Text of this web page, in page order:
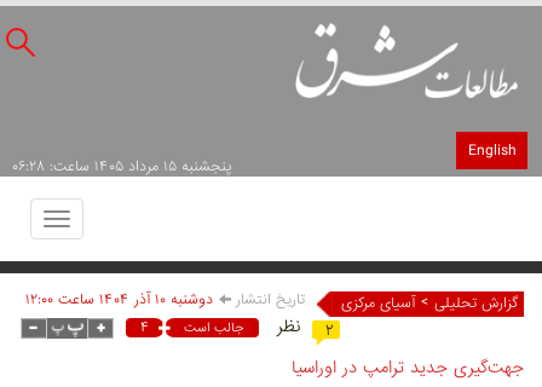
English
پنجشنبه ۱۵ مرداد ۱۴۰۵ ساعت: ۰۶:۲۸
Toggle
گزارش تحلیلی > آسیای مرکزی تاریخ انتشار دوشنبه ۱۰ آذر ۱۴۰۴ ساعت ۱۲:۰۰
جالب است ۴ ۲
نظر
جهت‌گیری جدید ترامپ در اوراسیا